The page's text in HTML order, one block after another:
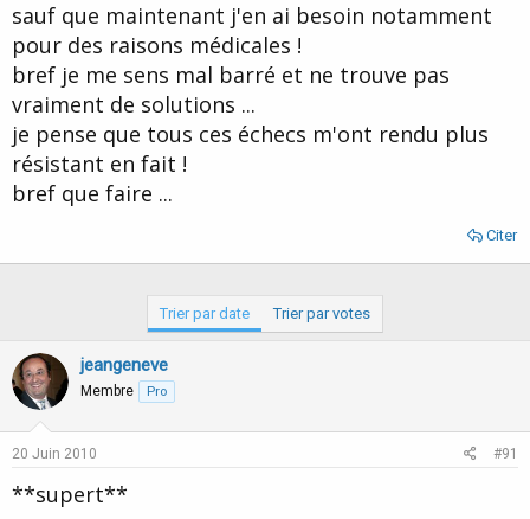
sauf que maintenant j'en ai besoin notamment
pour des raisons médicales !
bref je me sens mal barré et ne trouve pas
vraiment de solutions ...
je pense que tous ces échecs m'ont rendu plus
résistant en fait !
bref que faire ...
Citer
Trier par date Trier par votes
jeangeneve
Membre Pro
20 Juin 2010 #91
**supert**